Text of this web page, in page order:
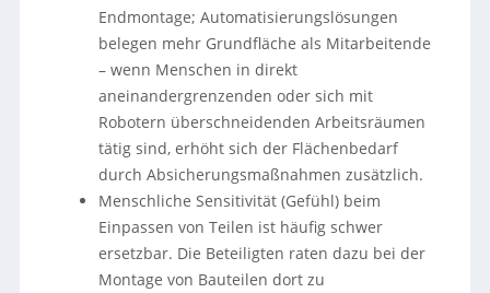
Endmontage; Automatisierungslösungen
belegen mehr Grundfläche als Mitarbeitende
– wenn Menschen in direkt
aneinandergrenzenden oder sich mit
Robotern überschneidenden Arbeitsräumen
tätig sind, erhöht sich der Flächenbedarf
durch Absicherungsmaßnahmen zusätzlich.
Menschliche Sensitivität (Gefühl) beim
Einpassen von Teilen ist häufig schwer
ersetzbar. Die Beteiligten raten dazu bei der
Montage von Bauteilen dort zu